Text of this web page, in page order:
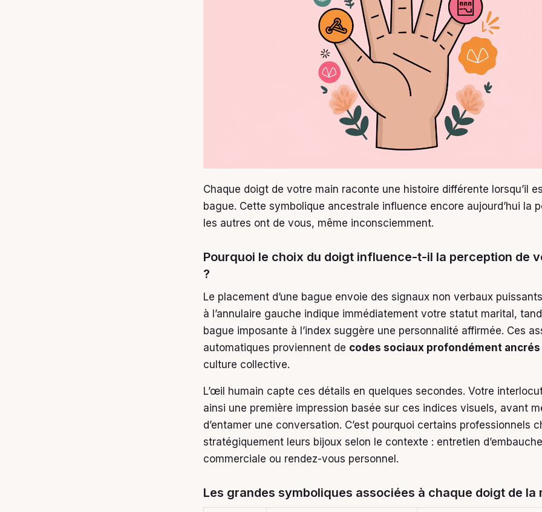
Chaque doigt de votre main raconte une histoire différente lorsqu’il
bague. Cette symbolique ancestrale influence encore aujourd’hui la
les autres ont de vous, même inconsciemment.
Pourquoi le choix du doigt influence-t-il la perception de
?
Le placement d’une bague envoie des signaux non verbaux
à l’annulaire gauche indique immédiatement votre statut marital,
bague imposante à l’index suggère une personnalité affirmée. Ces
automatiques proviennent de codes sociaux profondément ancrés
culture collective.
L’œil humain capte ces détails en quelques secondes. Votre
ainsi une première impression basée sur ces indices visuels, avant
d’entamer une conversation. C’est pourquoi certains professionnels
stratégiquement leurs bijoux selon le contexte : entretien
commerciale ou rendez-vous personnel.
Les grandes symboliques associées à chaque doigt de la